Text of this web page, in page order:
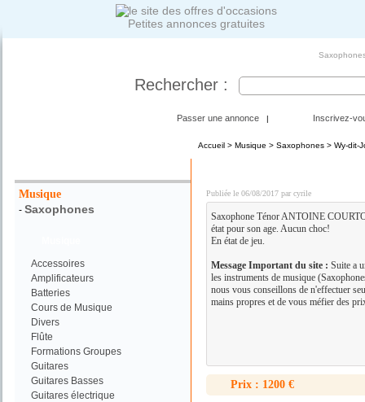
Petites annonces gratuites
Rechercher :
Passer une annonce | Inscrivez-
Musique
- Saxophones
Accessoires
Amplificateurs
Batteries
Cours de Musique
Divers
Flûte
Formations Groupes
Guitares
Guitares Basses
Guitares électrique
Accueil> Musique > Saxophones> Wy-dit-
Publiée le 06/08/2017 par cyrile
Saxophone Ténor ANTOINE
état pour son age. Aucun choc!
En état de jeu.
Message Important du site : Suite a
les instruments de musique
nous vous conseillons de n'effectuer
mains propres et de vous méfier des
Prix : 1200 €